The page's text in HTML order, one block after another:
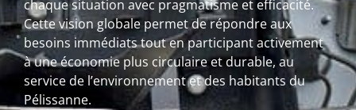
chaque situation avec pragmatisme et efficacité.
Cette vision globale permet de répondre aux
besoins immédiats tout en participant activement
à une économie plus circulaire et durable, au
service de l’environnement et des habitants du
Pélissanne.